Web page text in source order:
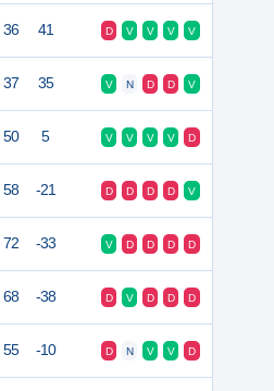
36 41 D V V V V
37 35 V N D D V
50 5 V V V V D
58 -21 D D D D V
72 -33 V D D D D
68 -38 D V D D D
55 -10 D N V V D